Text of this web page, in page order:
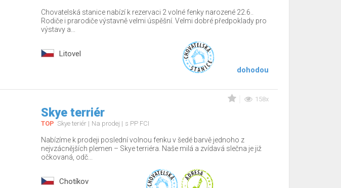
Chovatelská stanice nabízí k rezervaci 2 volné fenky narozené 22.6..
Rodiče i prarodiče výstavně velmi úspěšní. Velmi dobré předpoklady pro
výstavy a...
Litovel
dohodou
158x
Skye terriér
TOP Skye teriér Na prodej s PP FCI
Nabízíme k prodeji poslední volnou fenku v šedé barvě jednoho z
nejvzácnějších plemen – Skye terriéra. Naše milá a zvídavá slečna je již
očkovaná, odč...
Chotíkov